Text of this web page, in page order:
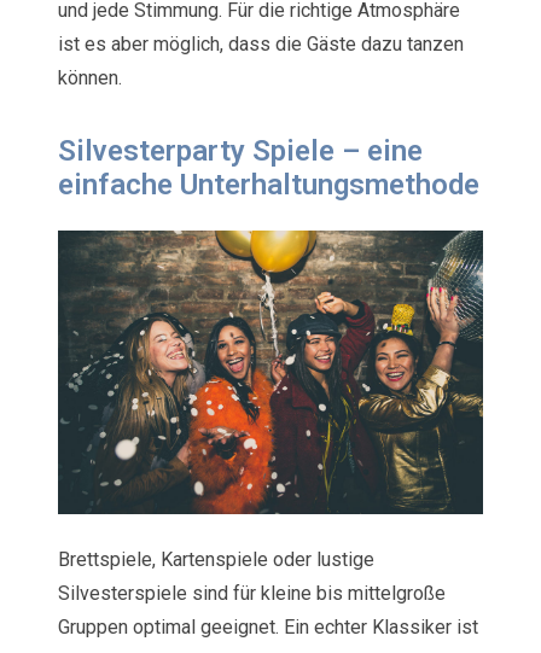
und jede Stimmung. Für die richtige Atmosphäre
ist es aber möglich, dass die Gäste dazu tanzen
können.
Silvesterparty Spiele – eine
einfache Unterhaltungsmethode
Brettspiele, Kartenspiele oder lustige
Silvesterspiele sind für kleine bis mittelgroße
Gruppen optimal geeignet. Ein echter Klassiker ist